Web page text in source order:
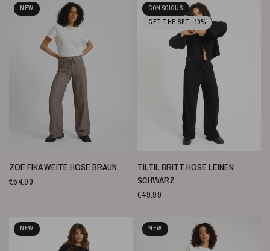
NEW
SCHNELLANSICHT
ZOE FIKA WEITE HOSE BRAUN
€54.99
CONSCIOUS
GET THE SET -10%
SCHNELLANSICHT
TILTIL BRITT HOSE LEINEN
SCHWARZ
€49.99
NEW NEW